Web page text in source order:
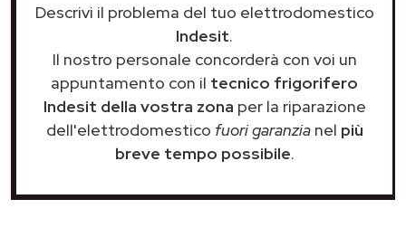
Descrivi il problema del tuo elettrodomestico
Indesit.
Il nostro personale concorderà con voi un
appuntamento con il tecnico frigorifero
Indesit della vostra zona per la riparazione
dell'elettrodomestico fuori garanzianel più
breve tempo possibile.